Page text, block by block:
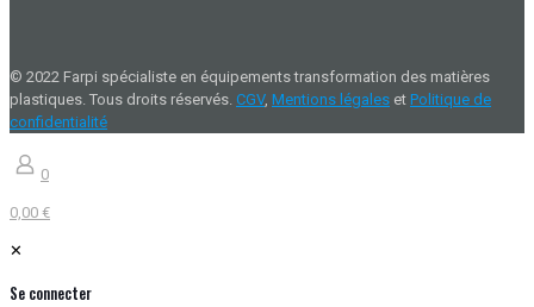
© 2022 Farpi spécialiste en équipements transformation des matières
plastiques. Tous droits réservés. CGV, Mentions légales et Politique de
confidentialité
0
0,00 €
✕
Se connecter